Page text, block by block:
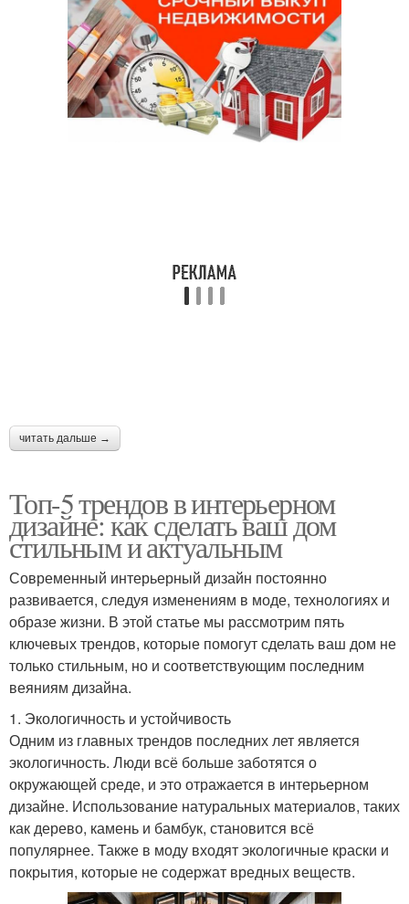
читать дальше →
Топ-5 трендов в интерьерном
дизайне: как сделать ваш дом
стильным и актуальным
Современный интерьерный дизайн постоянно
развивается, следуя изменениям в моде, технологиях и
образе жизни. В этой статье мы рассмотрим пять
ключевых трендов, которые помогут сделать ваш дом не
только стильным, но и соответствующим последним
веяниям дизайна.
1. Экологичность и устойчивость
Одним из главных трендов последних лет является
экологичность. Люди всё больше заботятся о
окружающей среде, и это отражается в интерьерном
дизайне. Использование натуральных материалов, таких
как дерево, камень и бамбук, становится всё
популярнее. Также в моду входят экологичные краски и
покрытия, которые не содержат вредных веществ.